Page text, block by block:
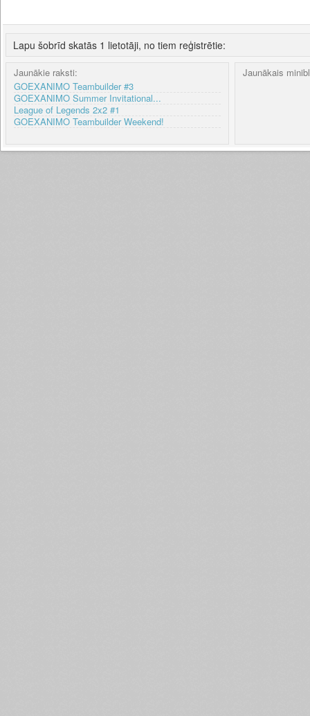
Lapu šobrīd skatās 1 lietotāji, no tiem reģistrētie:
Jaunākie raksti:
GOEXANIMO Teambuilder #3
GOEXANIMO Summer Invitational...
League of Legends 2x2 #1
GOEXANIMO Teambuilder Weekend!
Jaunākais